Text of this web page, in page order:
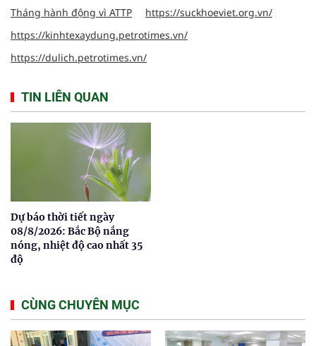
Tháng hành động vì ATTP
https://suckhoeviet.org.vn/
https://kinhtexaydung.petrotimes.vn/
https://dulich.petrotimes.vn/
TIN LIÊN QUAN
Dự báo thời tiết ngày
08/8/2026: Bắc Bộ nắng
nóng, nhiệt độ cao nhất 35
độ
CÙNG CHUYÊN MỤC